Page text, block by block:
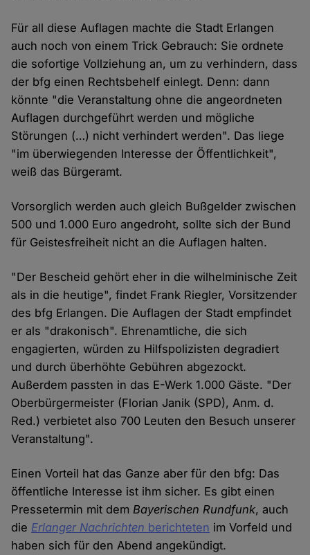
Für all diese Auflagen machte die Stadt Erlangen
auch noch von einem Trick Gebrauch: Sie ordnete
die sofortige Vollziehung an, um zu verhindern, dass
der bfg einen Rechtsbehelf einlegt. Denn: dann
könnte "die Veranstaltung ohne die angeordneten
Auflagen durchgeführt werden und mögliche
Störungen (…) nicht verhindert werden". Das liege
"im überwiegenden Interesse der Öffentlichkeit",
weiß das Bürgeramt.
Vorsorglich werden auch gleich Bußgelder zwischen
500 und 1.000 Euro angedroht, sollte sich der Bund
für Geistesfreiheit nicht an die Auflagen halten.
"Der Bescheid gehört eher in die wilhelminische Zeit
als in die heutige", findet Frank Riegler, Vorsitzender
des bfg Erlangen. Die Auflagen der Stadt empfindet
er als "drakonisch". Ehrenamtliche, die sich
engagierten, würden zu Hilfspolizisten degradiert
und durch überhöhte Gebühren abgezockt.
Außerdem passten in das E-Werk 1.000 Gäste. "Der
Oberbürgermeister (Florian Janik (SPD), Anm. d.
Red.) verbietet also 700 Leuten den Besuch unserer
Veranstaltung".
Einen Vorteil hat das Ganze aber für den bfg: Das
öffentliche Interesse ist ihm sicher. Es gibt einen
Pressetermin mit demBayerischen Rundfunk, auch
die Erlanger Nachrichten berichteten im Vorfeld und
haben sich für den Abend angekündigt.